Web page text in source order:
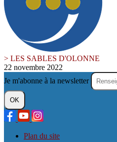
> LES SABLES D'OLONNE
22 novembre 2022
Je m'abonne à la newsletter
OK
Plan du site